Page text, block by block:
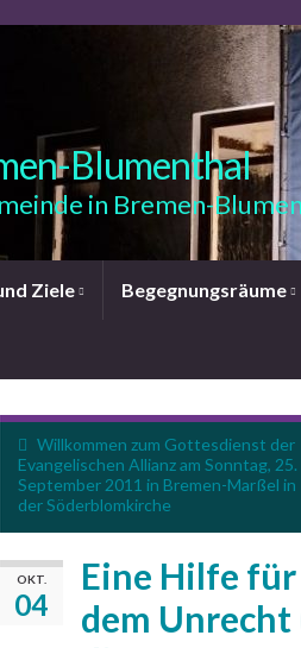
Blumenthal
in Bremen-
Ziele Begegnungsräume
Willkommen zum Gottesdienst der
Evangelischen Allianz am Sonntag, 25.
September 2011 in Bremen-Marßel in
der Söderblomkirche
OKT.
04
Eine Hilfe
dem Unrecht